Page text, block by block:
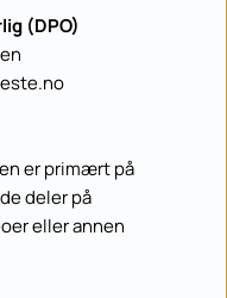
(DPO)
er primært på
deler på
eller annen